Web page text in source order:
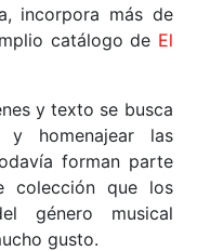
incorpora más de
catálogo de El
y texto se busca
y homenajear las
forman parte
colección que los
género musical
gusto.